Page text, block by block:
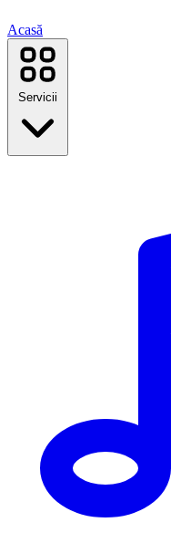
Acasă
Servicii